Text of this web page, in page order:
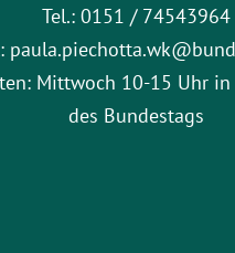
Tel.: 0151 / 74543964
Mittwoch 10-15 Uhr
des Bundestags